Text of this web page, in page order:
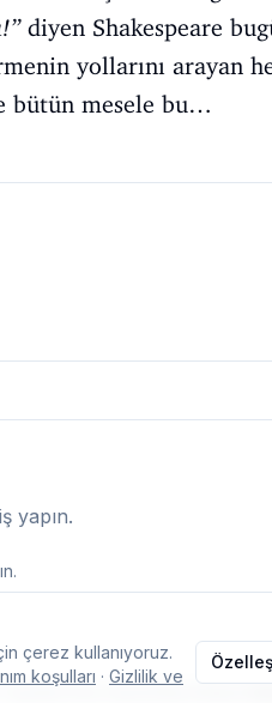
diyen Shakespeare
yollarını arayan
bütün mesele bu…
yapın.
·Ana Sayfa·Ekip
çerez kullanıyoruz.
koşulları · Gizlilik ve